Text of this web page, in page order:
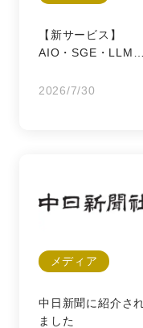
【新サービス】
AIO・SGE・LLMO
ス」を正式リリース
2026/7/30
メディア
中日新聞に紹介さ
ました